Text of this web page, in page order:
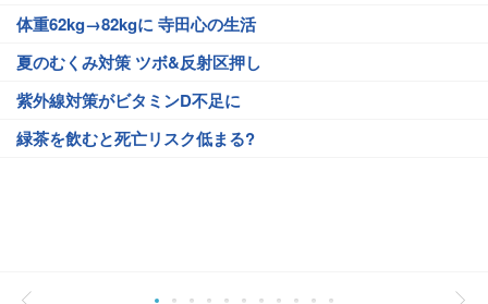
体重62kg→82kgに 寺田心の生活
夏のむくみ対策 ツボ&反射区押し
紫外線対策がビタミンD不足に
緑茶を飲むと死亡リスク低まる?